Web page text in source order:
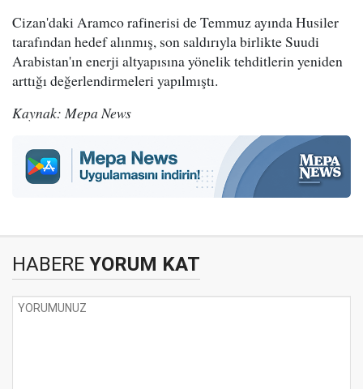
Cizan'daki Aramco rafinerisi de Temmuz ayında Husiler
tarafından hedef alınmış, son saldırıyla birlikte Suudi
Arabistan'ın enerji altyapısına yönelik tehditlerin yeniden
arttığı değerlendirmeleri yapılmıştı.
Kaynak: Mepa News
HABERE YORUM KAT